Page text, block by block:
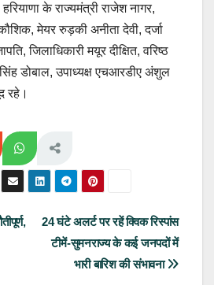
के राज्यमंत्री राजेश नागर,
मेयर रुड़की अनीता देवी, दर्जा
जिलाधिकारी मयूर दीक्षित, वरिष्ठ
डोबाल, उपाध्यक्ष एचआरडीए अंशुल
रहे।
24 घंटे अलर्ट पर रहें क्विक रिस्पांस
टीमें-सुमनराज्य के कई जनपदों में
भारी बारिश की संभावना